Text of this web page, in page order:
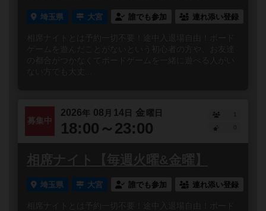
埼玉県 大宮 誰でも参加 連れ添い登録
相席ナイトとは予約一切不要！途中入退場自由！ボード
ゲームを遊んだことがないという初心者の方や、お友達
の都合がつかなくてボードゲームを一緒に遊べる人がい
ない方でも大丈...
募集中
2026年 08 月 14日 金曜日
18:00～23:00
1
相席ナイト【毎週火曜&金曜】
埼玉県 大宮 誰でも参加 連れ添い登録
相席ナイトとは予約一切不要！途中入退場自由！ボード